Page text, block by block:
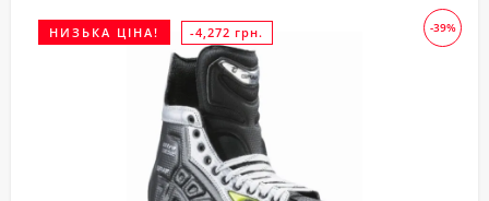
-39%
НИЗЬКА ЦІНА! -4,272 грн.